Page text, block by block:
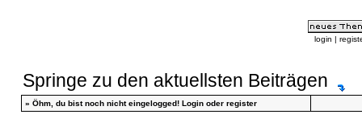
login |
Springe zu den aktuellsten Beiträgen
» Öhm, du bist noch nicht eingelogged! Loginoder register